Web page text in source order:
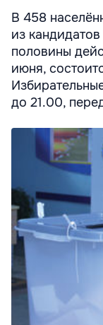
В 458
из
половины
июня,
до 21.00,